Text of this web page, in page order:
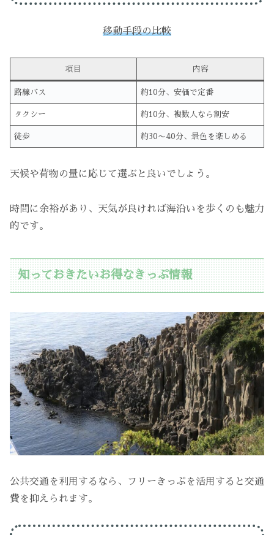
移動手段の比較
項目 内容
路線バス 約10分、安価で定番
タクシー 約10分、複数人なら割安
徒歩 約30〜40分、景色を楽しめる
天候や荷物の量に応じて選ぶと良いでしょう。
時間に余裕があり、天気が良ければ海沿いを歩くのも魅力
的です。
知っておきたいお得なきっぷ情報
公共交通を利用するなら、フリーきっぷを活用すると交通
費を抑えられます。